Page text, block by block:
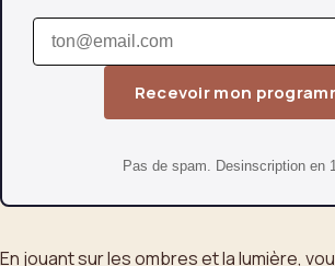
Recevoir mon
Pas de spam. Desinscription en
En jouant sur les ombres et la lumière,